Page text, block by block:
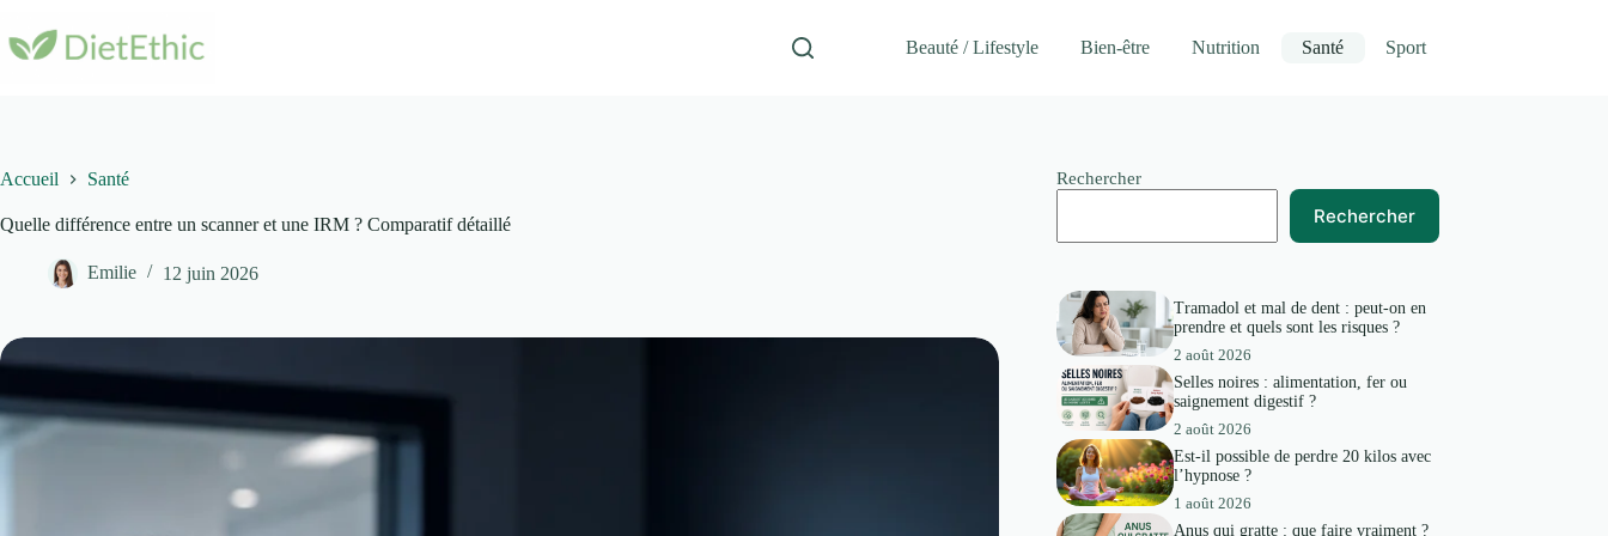
contenu
Beauté / Lifestyle Bien-être Nutrition Santé Sport
Accueil Santé
Quelle différence entre un scanner et une IRM ? Comparatif détaillé
Emilie 12 juin 2026
Rechercher
Rechercher
Tramadol et mal de dent : peut-on en
prendre et quels sont les risques ?
2 août 2026
Selles noires : alimentation, fer ou
saignement digestif ?
2 août 2026
Est-il possible de perdre 20 kilos avec
l’hypnose ?
1 août 2026
Anus qui gratte : que faire vraiment ?